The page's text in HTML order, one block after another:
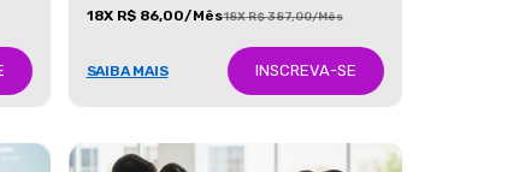
18X R$ 86,00/Mês18X R$ 387,00/Mês
SAIBA MAIS INSCREVA-SE